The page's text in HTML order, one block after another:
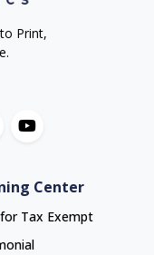
Print,
Center
Tax Exempt